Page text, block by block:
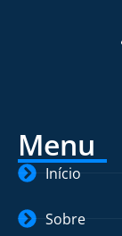
Menu
Início
Sobre